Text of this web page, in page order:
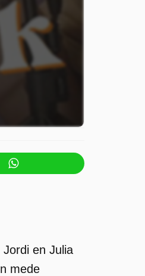
en Julia
mede